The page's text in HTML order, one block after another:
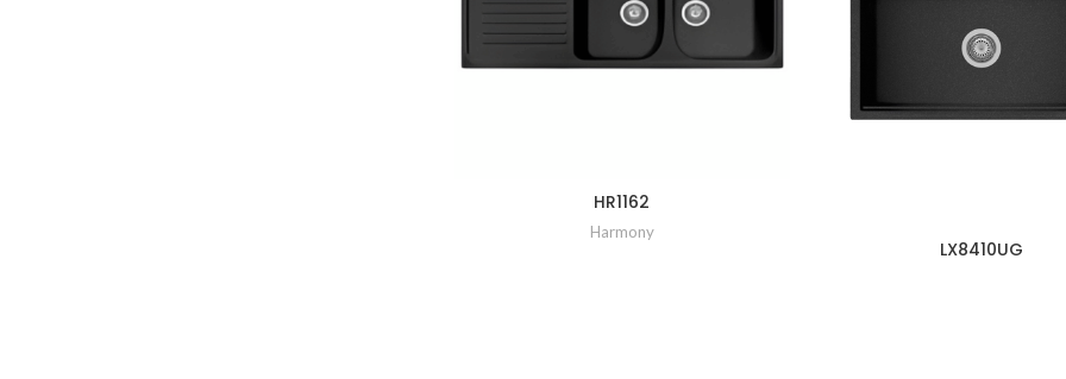
HR1162
Harmony
LX8410UG